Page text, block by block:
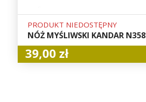
PRODUKT NIEDOSTĘPNY
NÓŻ MYŚLIWSKI KANDAR N358
39,00 zł